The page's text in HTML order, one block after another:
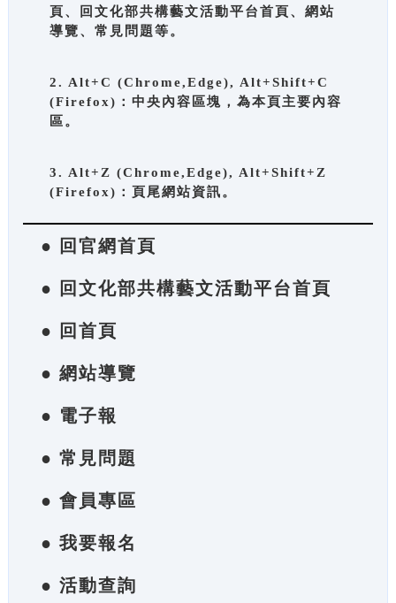
頁、回文化部共構藝文活動平台首頁、網站
導覽、常見問題等。
2. Alt+C (Chrome,Edge), Alt+Shift+C
(Firefox)：中央內容區塊，為本頁主要內容
區。
3. Alt+Z (Chrome,Edge), Alt+Shift+Z
(Firefox)：頁尾網站資訊。
● 回官網首頁
● 回文化部共構藝文活動平台首頁
● 回首頁
● 網站導覽
● 電子報
● 常見問題
● 會員專區
● 我要報名
● 活動查詢